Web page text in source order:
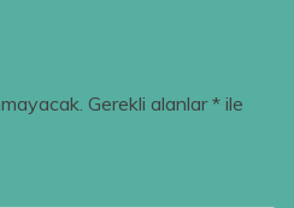
Gerekli alanlar* ile